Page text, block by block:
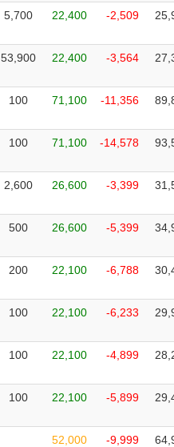
5,700 22,400 -2,509
53,900 22,400 -3,564
100 71,100 -11,356
100 71,100 -14,578
2,600 26,600 -3,399
500 26,600 -5,399
200 22,100 -6,788
100 22,100 -6,233
100 22,100 -4,899
100 22,100 -5,899
52,000 -9,999